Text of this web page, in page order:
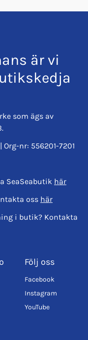
är vi
som ägs av
Org-nr: 556201-7201
SeaSeabutik här
oss här
i butik? Kontakta
Följ oss
Facebook
Instagram
YouTube